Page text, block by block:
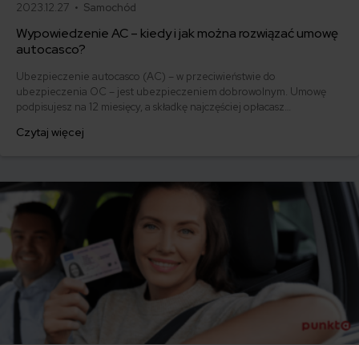
2023.12.27 • Samochód
Wypowiedzenie AC – kiedy i jak można rozwiązać umowę
autocasco?
Ubezpieczenie autocasco (AC) – w przeciwieństwie do
ubezpieczenia OC – jest ubezpieczeniem dobrowolnym. Umowę
podpisujesz na 12 miesięcy, a składkę najczęściej opłacasz
ofertę lub zdecydowałeś się sprzedać samochód w trakcie trwania
Czytaj więcej